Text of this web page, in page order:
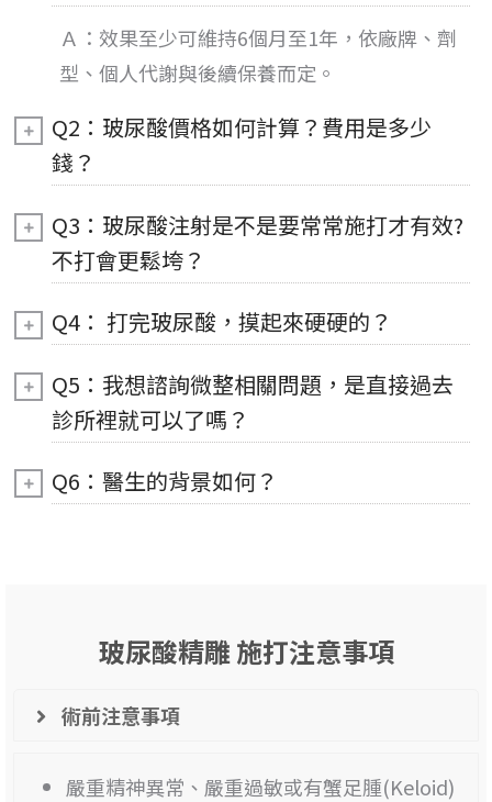
Ａ： 效果至少可維持6個月至1年，依廠牌、劑
型、個人代謝與後續保養而定。
Q2：玻尿酸價格如何計算？費用是多少
錢？
Q3：玻尿酸注射是不是要常常施打才有效?
不打會更鬆垮？
Q4： 打完玻尿酸，摸起來硬硬的？
Q5：我想諮詢微整相關問題，是直接過去
診所裡就可以了嗎？
Q6：醫生的背景如何？
玻尿酸精雕 施打注意事項
術前注意事項
嚴重精神異常、嚴重過敏或有蟹足腫(Keloid)